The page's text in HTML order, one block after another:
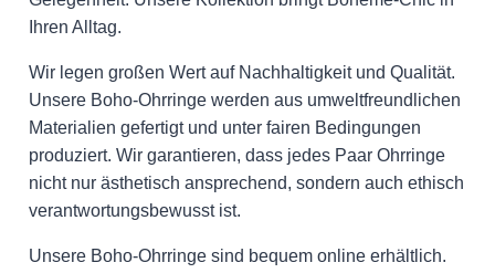
Ihren Alltag.
Wir legen großen Wert auf Nachhaltigkeit und Qualität.
Unsere Boho-Ohrringe werden aus umweltfreundlichen
Materialien gefertigt und unter fairen Bedingungen
produziert. Wir garantieren, dass jedes Paar Ohrringe
nicht nur ästhetisch ansprechend, sondern auch ethisch
verantwortungsbewusst ist.
Unsere Boho-Ohrringe sind bequem online erhältlich.